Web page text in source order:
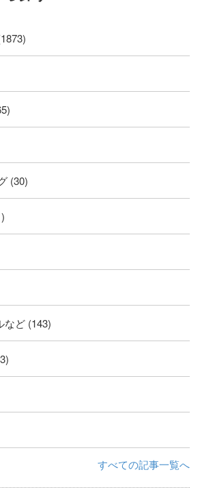
(30)
など (143)
すべての記事一覧へ